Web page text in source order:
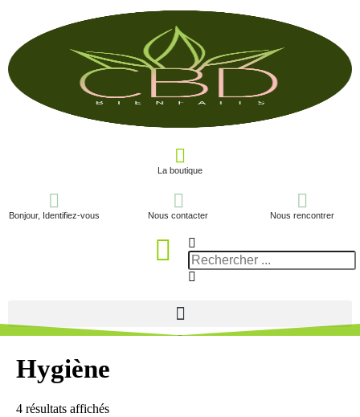
La boutique
Bonjour, Identifiez-vous Nous contacter Nous rencontrer
Hygiène
4 résultats affichés